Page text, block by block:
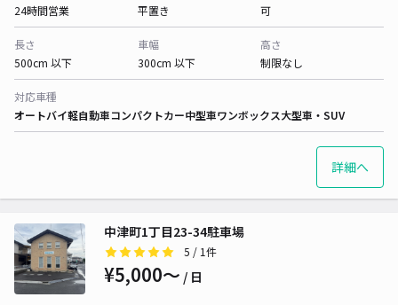
24時間営業
平置き
可
長さ
500cm 以下
車幅
300cm 以下
高さ
制限なし
対応車種
オートバイ軽自動車コンパクトカー中型車ワンボックス大型車・SUV
詳細へ
中津町1丁目23-34駐車場
5 / 1件
¥5,000〜 / 日